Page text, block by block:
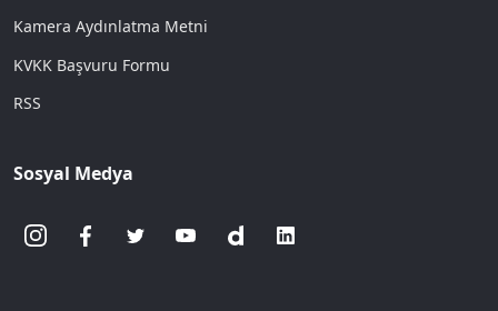
Kamera Aydınlatma Metni
KVKK Başvuru Formu
RSS
Sosyal Medya